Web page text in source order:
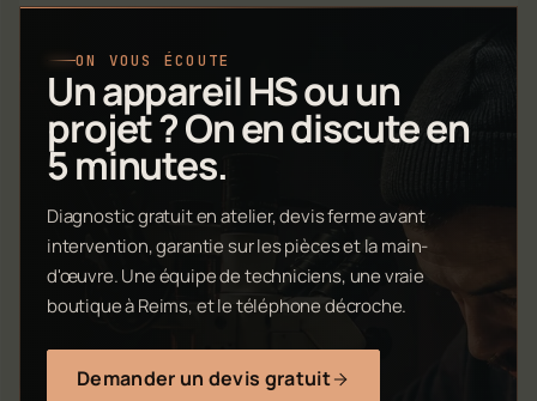
ON VOUS ÉCOUTE
Un appareil HS ou un
projet ? On en discute en
5 minutes.
Diagnostic gratuit en atelier, devis ferme avant
intervention, garantie sur les pièces et la main-
d'œuvre. Une équipe de techniciens, une vraie
boutique à Reims, et le téléphone décroche.
Demander un devis gratuit